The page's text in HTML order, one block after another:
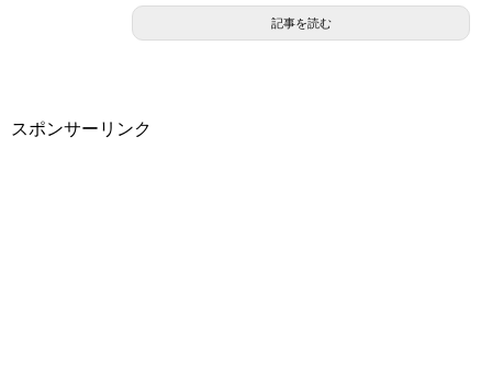
記事を読む
スポンサーリンク